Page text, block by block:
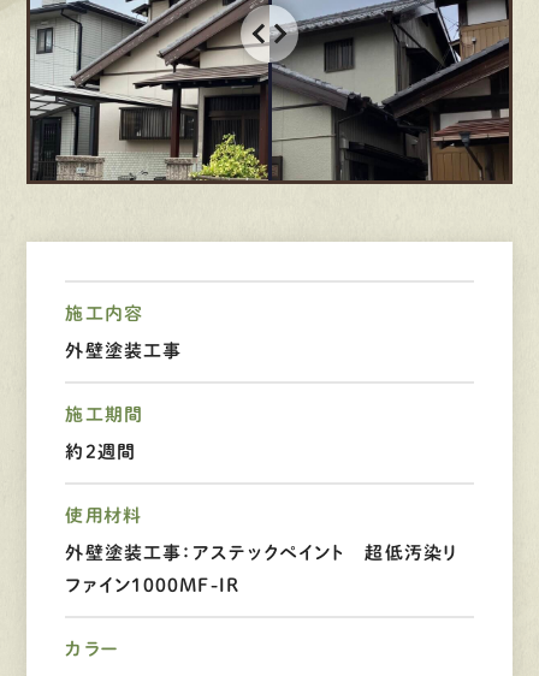
先輩インタビュー
エントリー
有資格者が、無料建物診断いたします!!
0120-44-2605
施工内容
外壁塗装工事
施工期間
約2週間
使用材料
外壁塗装工事：アステックペイント 超低汚染リ
ファイン1000MF-IR
カラー